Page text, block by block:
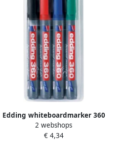
Edding whiteboardmarker 360
etui met 4 stuks in
geassorteerde kleuren
2 webshops
€ 4,34